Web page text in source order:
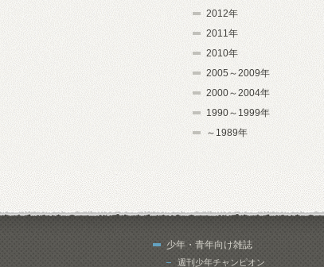
2012年
2011年
2010年
2005～2009年
2000～2004年
1990～1999年
～1989年
少年・青年向け雑誌
週刊少年チャンピオン